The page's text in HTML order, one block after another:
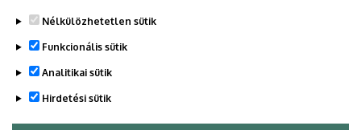
alkalmazása lehetővé teszi felhasználói számára az
egyetem egészségügyi információihoz való naprakész
TOVÁBBI INFORMÁCIÓK
Nélkülözhetetlen sütik
Funkcionális sütik
Analitikai sütik
Hirdetési sütik